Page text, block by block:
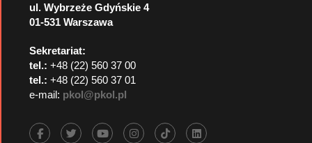
ul. Wybrzeże Gdyńskie 4
01-531 Warszawa
Sekretariat:
tel.: +48 (22) 560 37 00
tel.: +48 (22) 560 37 01
e-mail: pkol@pkol.pl